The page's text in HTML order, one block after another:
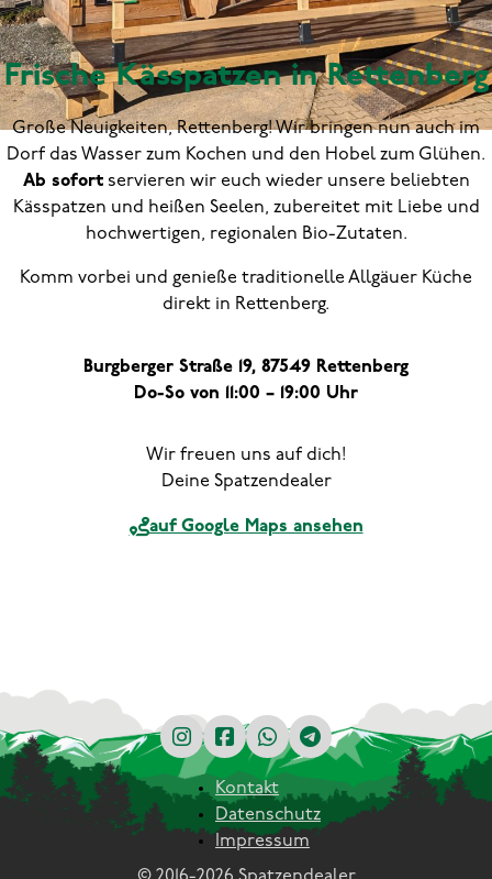
Frische Kässpatzen in Rettenberg
Große Neuigkeiten, Rettenberg! Wir bringen nun auch im
Dorf das Wasser zum Kochen und den Hobel zum Glühen.
Ab sofortservieren wir euch wieder unsere beliebten
Kässpatzen und heißen Seelen, zubereitet mit Liebe und
hochwertigen, regionalen Bio-Zutaten.
Komm vorbei und genieße traditionelle Allgäuer Küche
direkt in Rettenberg.
Burgberger Straße 19, 87549 Rettenberg
Do-So von 11:00 – 19:00 Uhr
Wir freuen uns auf dich!
Deine Spatzendealer
auf Google Maps ansehen
Kontakt
Datenschutz
Impressum